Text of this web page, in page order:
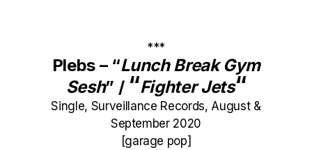
***
Plebs – “Lunch Break Gym
Sesh” / “Fighter Jets“
Single, Surveillance Records, August &
September 2020
[garage pop]